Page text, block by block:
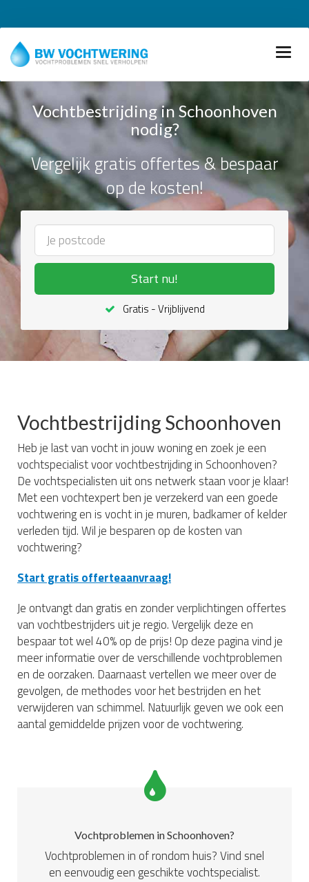
Vochtbestrijding in Schoonhoven
nodig?
Vergelijk gratis offertes & bespaar
op de kosten!
Start nu!
Gratis - Vrijblijvend
Vochtbestrijding Schoonhoven
Heb je last van vocht in jouw woning en zoek je een
vochtspecialist voor vochtbestrijding in Schoonhoven?
De vochtspecialisten uit ons netwerk staan voor je klaar!
Met een vochtexpert ben je verzekerd van een goede
vochtwering en is vocht in je muren, badkamer of kelder
verleden tijd. Wil je besparen op de kosten van
vochtwering?
Start gratis offerteaanvraag!
Je ontvangt dan gratis en zonder verplichtingen offertes
van vochtbestrijders uit je regio. Vergelijk deze en
bespaar tot wel 40% op de prijs! Op deze pagina vind je
meer informatie over de verschillende vochtproblemen
en de oorzaken. Daarnaast vertellen we meer over de
gevolgen, de methodes voor het bestrijden en het
verwijderen van schimmel. Natuurlijk geven we ook een
aantal gemiddelde prijzen voor de vochtwering.
Vochtproblemen in Schoonhoven?
Vochtproblemen in of rondom huis? Vind snel
en eenvoudig een geschikte vochtspecialist.